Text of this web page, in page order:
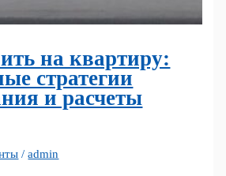
на квартиру:
стратегии
и расчеты
/admin